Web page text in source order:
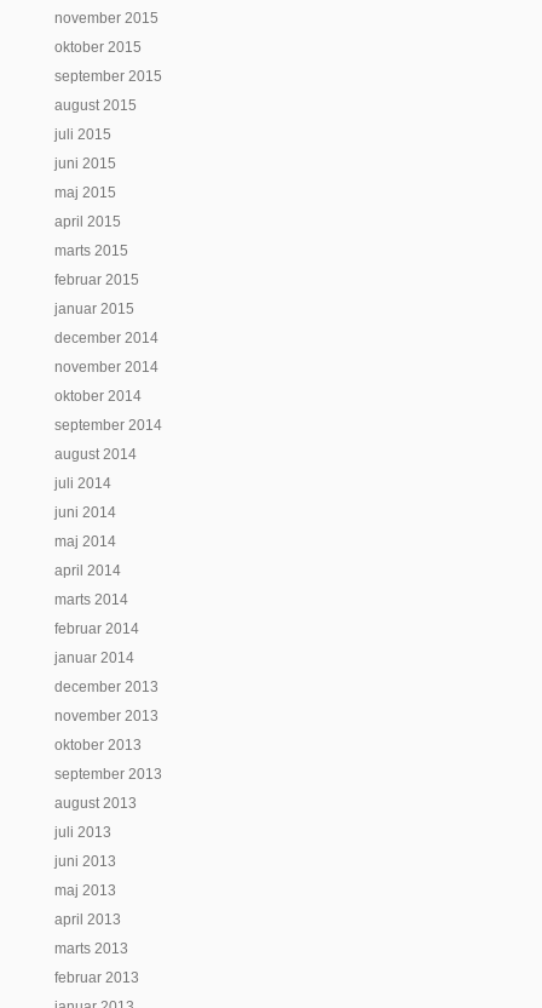
november 2015
oktober 2015
september 2015
august 2015
juli 2015
juni 2015
maj 2015
april 2015
marts 2015
februar 2015
januar 2015
december 2014
november 2014
oktober 2014
september 2014
august 2014
juli 2014
juni 2014
maj 2014
april 2014
marts 2014
februar 2014
januar 2014
december 2013
november 2013
oktober 2013
september 2013
august 2013
juli 2013
juni 2013
maj 2013
april 2013
marts 2013
februar 2013